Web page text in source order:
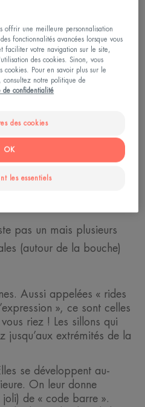
autour des lèvres
de rides de
pas un mais plusieurs
(autour de la bouche)
Aussi appelées « rides
», ce sont celles
riez ! Les sillons qui
jusqu’aux extrémités de la
se développent au-
On leur donne
de « code barre ».
offrir une meilleure personnalisation
fonctionnalités avancées lorsque vous
faciliter votre navigation sur le site,
des cookies. Sinon, vous
cookies. Pour en savoir plus sur le
consultez notre politique de
de confidentialité
des cookies
les essentiels
OK